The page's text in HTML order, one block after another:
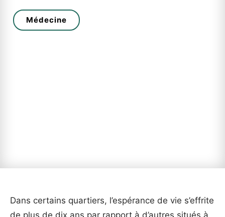
Médecine
Dans certains quartiers, l’espérance de vie s’effrite
de plus de dix ans par rapport à d’autres situés à